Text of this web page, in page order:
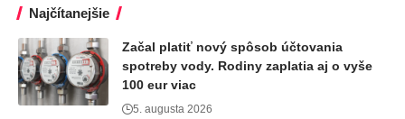
Najčítanejšie
Začal platiť nový spôsob účtovania
spotreby vody. Rodiny zaplatia aj o vyše
100 eur viac
5. augusta 2026